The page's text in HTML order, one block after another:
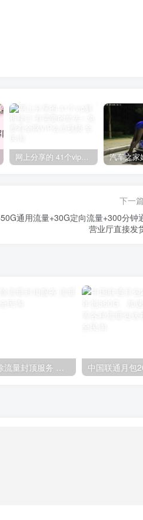
网上分享的 41个vip解析接口 有需要的拿去~ 免费看全网VIP会员视频
下一
通用流量+30G定向流量+300分钟
营业厅直接发
中国联通 解除流量封顶服务 流量封顶解封方法